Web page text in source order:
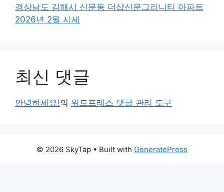
경상남도 김해시 신문동 더샵신문그리니티 아파트
2026년 2월 시세
최신 댓글
안녕하세요!의 워드프레스 댓글 관리 도구
© 2026 SkyTap • Built with GeneratePress